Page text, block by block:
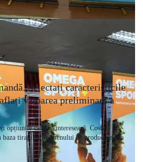
Selectați caracteristicile
valoarea preliminară a
opțiunile care vă interesează. Costul
tirajului, termenului de producere și a